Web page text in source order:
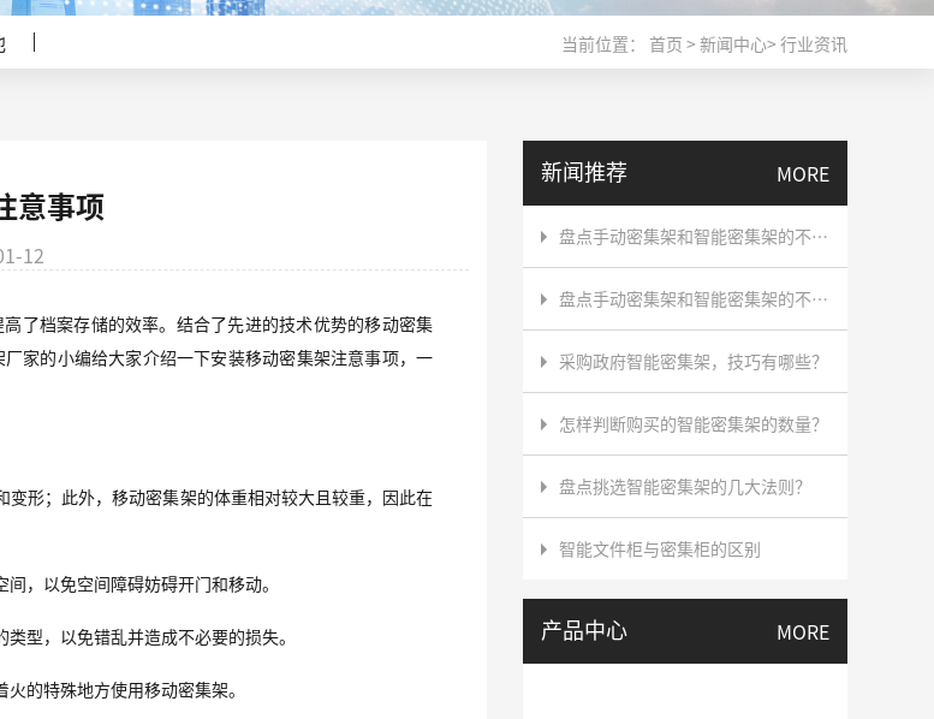
当前位置： 首页 > 新闻中心> 行业资讯
意事项
12
了档案存储的效率。结合了先进的技术优势的移动密集
家的小编给大家介绍一下安装移动密集架注意事项，一
形；此外，移动密集架的体重相对较大且较重，因此在
，以免空间障碍妨碍开门和移动。
型，以免错乱并造成不必要的损失。
的特殊地方使用移动密集架。
新闻推荐 MORE
盘点手动密集架和智能密集架的不同点，直接采购智能密集架划算吗？
盘点手动密集架和智能密集架的不同点，直接采购智能密集架划算吗？
采购政府智能密集架，技巧有哪些？
怎样判断购买的智能密集架​的数量？
盘点挑选智能密集架​的几大法则？
智能文件柜与密集柜的区别
产品中心 MORE